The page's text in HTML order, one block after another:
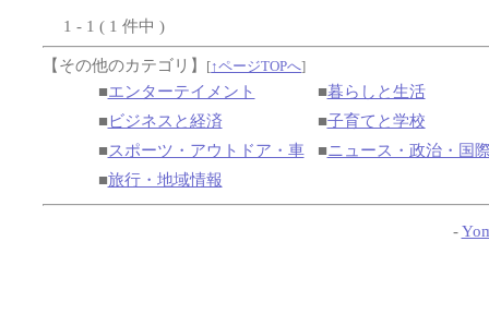
1 - 1 ( 1 件中 )
【その他のカテゴリ】 [↑ページTOPへ]
■エンターテイメント ■暮らしと生活
■ ビジネスと経済 ■子育てと学校
■スポーツ・アウトドア・車 ■ニュース・政治・国
■旅行・地域情報
-